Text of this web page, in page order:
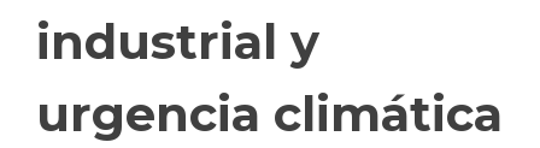
industrial y
urgencia climática